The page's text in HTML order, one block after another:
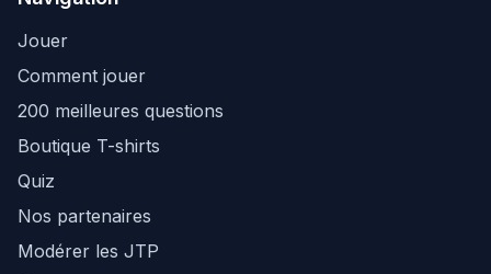
Jouer
Comment jouer
200 meilleures questions
Boutique T-shirts
Quiz
Nos partenaires
Modérer les JTP